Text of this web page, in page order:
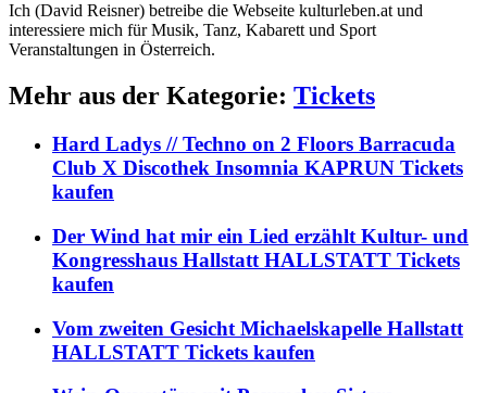
Ich (David Reisner) betreibe die Webseite kulturleben.at und
interessiere mich für Musik, Tanz, Kabarett und Sport
Veranstaltungen in Österreich.
Mehr aus der Kategorie: Tickets
Hard Ladys // Techno on 2 Floors Barracuda
Club X Discothek Insomnia KAPRUN Tickets
kaufen
Der Wind hat mir ein Lied erzählt Kultur- und
Kongresshaus Hallstatt HALLSTATT Tickets
kaufen
Vom zweiten Gesicht Michaelskapelle Hallstatt
HALLSTATT Tickets kaufen